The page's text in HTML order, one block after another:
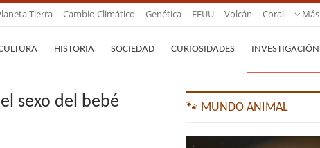
Tierra Cambio Climático Genética EEUU Volcán Coral Más
HISTORIA SOCIEDAD CURIOSIDADES INVESTIGACIÓN
sexo del bebé 🐾 MUNDO ANIMAL